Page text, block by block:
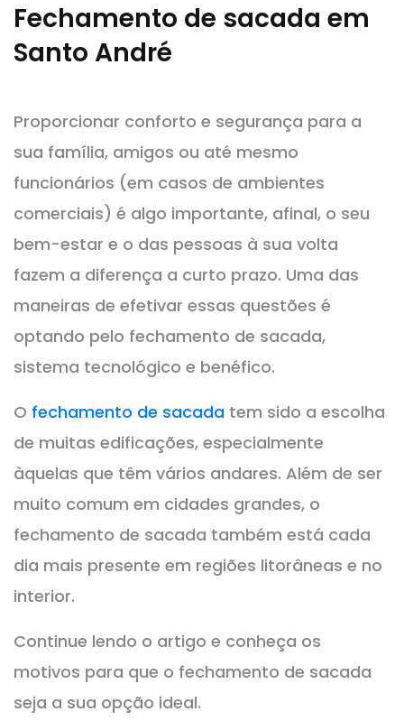
Fechamento de sacada em
Santo André
Proporcionar conforto e segurança para a
sua família, amigos ou até mesmo
funcionários (em casos de ambientes
comerciais) é algo importante, afinal, o seu
bem-estar e o das pessoas à sua volta
fazem a diferença a curto prazo. Uma das
maneiras de efetivar essas questões é
optando pelo fechamento de sacada,
sistema tecnológico e benéfico.
O fechamento de sacada tem sido a escolha
de muitas edificações, especialmente
àquelas que têm vários andares. Além de ser
muito comum em cidades grandes, o
fechamento de sacada também está cada
dia mais presente em regiões litorâneas e no
interior.
Continue lendo o artigo e conheça os
motivos para que o fechamento de sacada
seja a sua opção ideal.